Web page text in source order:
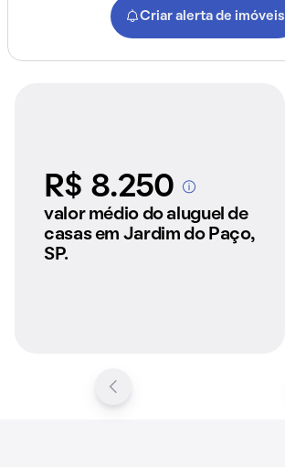
Criar alerta de imóveis
R$ 8.250A partir dos imóveis
anunciados pelo
QuintoAndar
valor médio do aluguel de
casas em Jardim do Paço,
SP.